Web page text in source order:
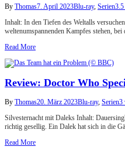
By Thomas7. April 2023Blu-ray, Serien
Inhalt: In den Tiefen des Weltalls
weltenumspannenden Kampfes stehen,
Read More
Review: Doctor Who
By Thomas20. März 2023Blu-ray, Serien3
Silvesternacht mit Daleks Inhalt:
richtig gesellig. Ein Dalek hat sich in die
Read More